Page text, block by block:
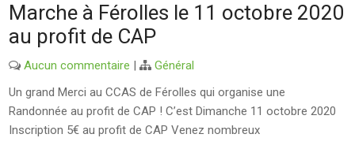
Marche à Férolles le 11 octobre 2020
au profit de CAP
Aucun commentaire |
Général
Un grand Merci au CCAS de Férolles qui organise une
Randonnée au profit de CAP ! C’est Dimanche 11 octobre 2020
Inscription 5€ au profit de CAP Venez nombreux